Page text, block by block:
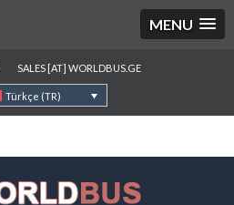
MENU
SALES [AT] WORLDBUS.GE
Türkçe (TR)